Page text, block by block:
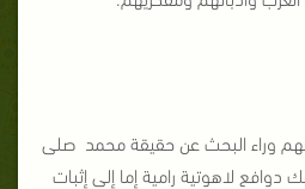
وراء البحث عن حقيقة محمد صلى
دوافع لاهوتية رامية إما إلى إثبات